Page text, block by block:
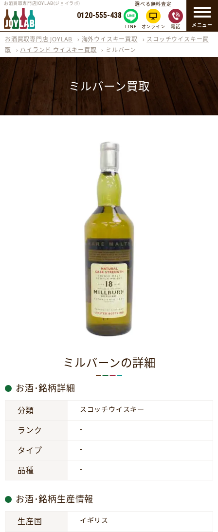
メニュー
お酒買取専門店JOYLAB(ジョイラボ)
0120-555-438
選べる無料査定
LINE オンライン 電話
お酒買取専門店 JOYLAB › 海外ウイスキー買取 › スコッチウイスキー買
取
› ハイランド ウイスキー買取 › ミルバーン
ミルバーン買取
ミルバーンの詳細
お酒･銘柄詳細
分類 スコッチウイスキー
ランク -
タイプ -
品種 -
お酒･銘柄生産情報
生産国 イギリス